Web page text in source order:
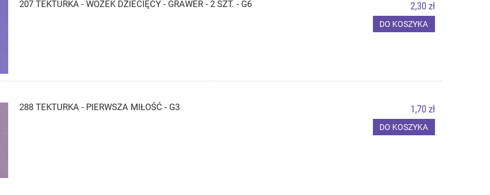
207 TEKTURKA - WÓZEK DZIECIĘCY - GRAWER - 2 SZT. - G6 2,30 zł
DO KOSZYKA
288 TEKTURKA - PIERWSZA MIŁOŚĆ - G3 1,70 zł
DO KOSZYKA